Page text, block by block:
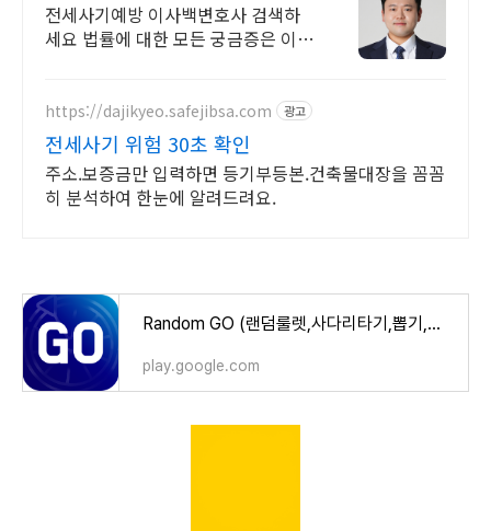
전세사기예방 이사백변호사 검색하
세요 법률에 대한 모든 궁금증은 이사
https://dajikyeo.safejibsa.com 광고
전세사기 위험 30초 확인
주소.보증금만 입력하면 등기부등본.건축물대장을 꼼꼼
히 분석하여 한눈에 알려드려요.
Random GO (랜덤룰렛,사다리타기,뽑기,복불복) - Google Play 앱
play.google.com